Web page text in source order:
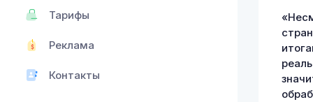
Тарифы
Реклама
Контакты